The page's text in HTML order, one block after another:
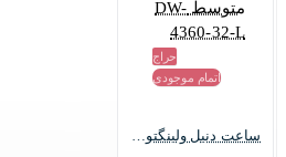
حراج
اتمام موجودی
ساعت دنیل ولینگتون زنانه رزگلد صفحه صورتی متوسط DW-4360-32-L